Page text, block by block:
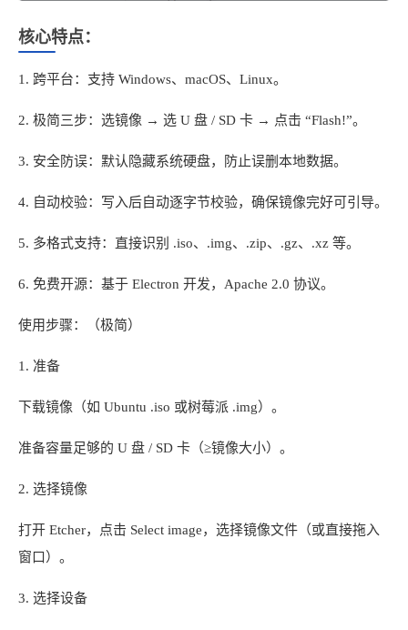
核心特点：
1. 跨平台：支持 Windows、macOS、Linux。
2. 极简三步：选镜像 → 选 U 盘 / SD 卡 → 点击 “Flash!”。
3. 安全防误：默认隐藏系统硬盘，防止误删本地数据。
4. 自动校验：写入后自动逐字节校验，确保镜像完好可引导。
5. 多格式支持：直接识别 .iso、.img、.zip、.gz、.xz 等。
6. 免费开源：基于 Electron 开发，Apache 2.0 协议。
使用步骤：（极简）
1. 准备
下载镜像（如 Ubuntu .iso 或树莓派 .img）。
准备容量足够的 U 盘 / SD 卡（≥镜像大小）。
2. 选择镜像
打开 Etcher，点击 Select image，选择镜像文件（或直接拖入
窗口）。
3. 选择设备